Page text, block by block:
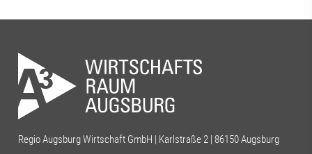
Regio Augsburg Wirtschaft GmbH | Karlstraße 2 | 86150 Augsburg